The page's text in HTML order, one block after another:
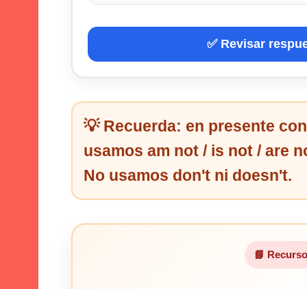
✅ Revisar
💡 Recuerda: en presente
usamos am not / is not / are
No usamos don't ni doesn't.
📘